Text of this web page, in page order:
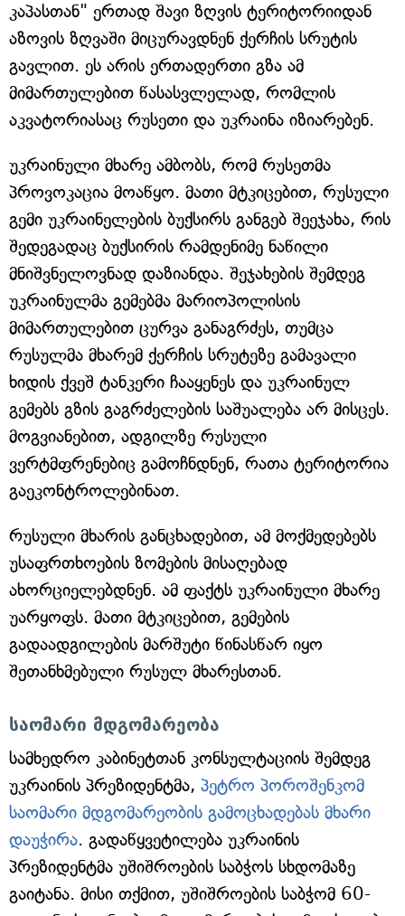
კაპასთან" ერთად შავი ზღვის ტერიტორიიდან
აზოვის ზღვაში მიცურავდნენ ქერჩის სრუტის
გავლით. ეს არის ერთადერთი გზა ამ
მიმართულებით წასასვლელად, რომლის
აკვატორიასაც რუსეთი და უკრაინა იზიარებენ.
უკრაინული მხარე ამბობს, რომ რუსეთმა
პროვოკაცია მოაწყო. მათი მტკიცებით, რუსული
გემი უკრაინელების ბუქსირს განგებ შეეჯახა, რის
შედეგადაც ბუქსირის რამდენიმე ნაწილი
მნიშვნელოვნად დაზიანდა. შეჯახების შემდეგ
უკრაინულმა გემებმა მარიოპოლისის
მიმართულებით ცურვა განაგრძეს, თუმცა
რუსულმა მხარემ ქერჩის სრუტეზე გამავალი
ხიდის ქვეშ ტანკერი ჩააყენეს და უკრაინულ
გემებს გზის გაგრძელების საშუალება არ მისცეს.
მოგვიანებით, ადგილზე რუსული
ვერტმფრენებიც გამოჩნდნენ, რათა ტერიტორია
გაეკონტროლებინათ.
რუსული მხარის განცხადებით, ამ მოქმედებებს
უსაფრთხოების ზომების მისაღებად
ახორციელებდნენ. ამ ფაქტს უკრაინული მხარე
უარყოფს. მათი მტკიცებით, გემების
გადაადგილების მარშუტი წინასწარ იყო
შეთანხმებული რუსულ მხარესთან.
საომარი მდგომარეობა
სამხედრო კაბინეტთან კონსულტაციის შემდეგ
უკრაინის პრეზიდენტმა, პეტრო პოროშენკომ
საომარი მდგომარეობის გამოცხადებას მხარი
დაუჭირა. გადაწყვეტილება უკრაინის
პრეზიდენტმა უშიშროების საბჭოს სხდომაზე
გაიტანა. მისი თქმით, უშიშროების საბჭომ 60-